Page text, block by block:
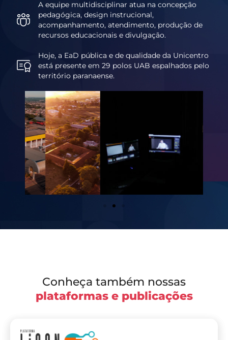
A equipe multidisciplinar atua na concepção
pedagógica, design instrucional,
acompanhamento, atendimento, produção de
recursos educacionais e divulgação.
Hoje, a EaD pública e de qualidade da Unicentro
está presente em 29 polos UAB espalhados pelo
território paranaense.
Conheça também nossas
plataformas e publicações